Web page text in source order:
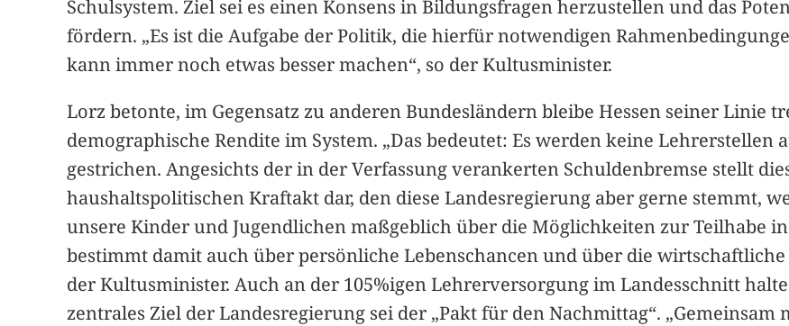
Schulsystem. Ziel sei es einen Konsens in Bildungsfragen herzustellen und das
fördern. „Es ist die Aufgabe der Politik, die hierfür notwendigen
kann immer noch etwas besser machen“, so der Kultusminister.
Lorz betonte, im Gegensatz zu anderen Bundesländern bleibe Hessen seiner Linie
demographische Rendite im System. „Das bedeutet: Es werden keine
gestrichen. Angesichts der in der Verfassung verankerten Schuldenbremse stellt
haushaltspolitischen Kraftakt dar, den diese Landesregierung aber gerne stemmt,
unsere Kinder und Jugendlichen maßgeblich über die Möglichkeiten zur Teilhabe
bestimmt damit auch über persönliche Lebenschancen und über die wirtschaftliche
der Kultusminister. Auch an der 105%igen Lehrerversorgung im Landesschnitt
zentrales Ziel der Landesregierung sei der „Pakt für den Nachmittag“.